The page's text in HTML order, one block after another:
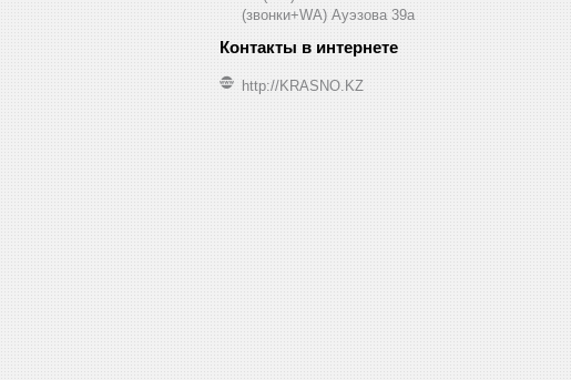
(звонки+WA) Ауэзова 39а
http://KRASNO.KZ